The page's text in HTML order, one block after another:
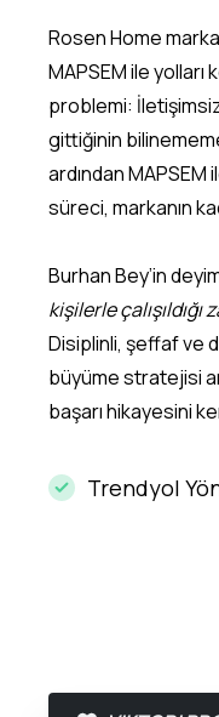
Rosen Home
MAPSEM ile
problemi:
gittiğinin
ardından
süreci, markanın
Burhan Bey’in
kişilerle
Disiplinli, şeffaf ve
büyüme stratejisi
başarı hikayesini
Trendyol